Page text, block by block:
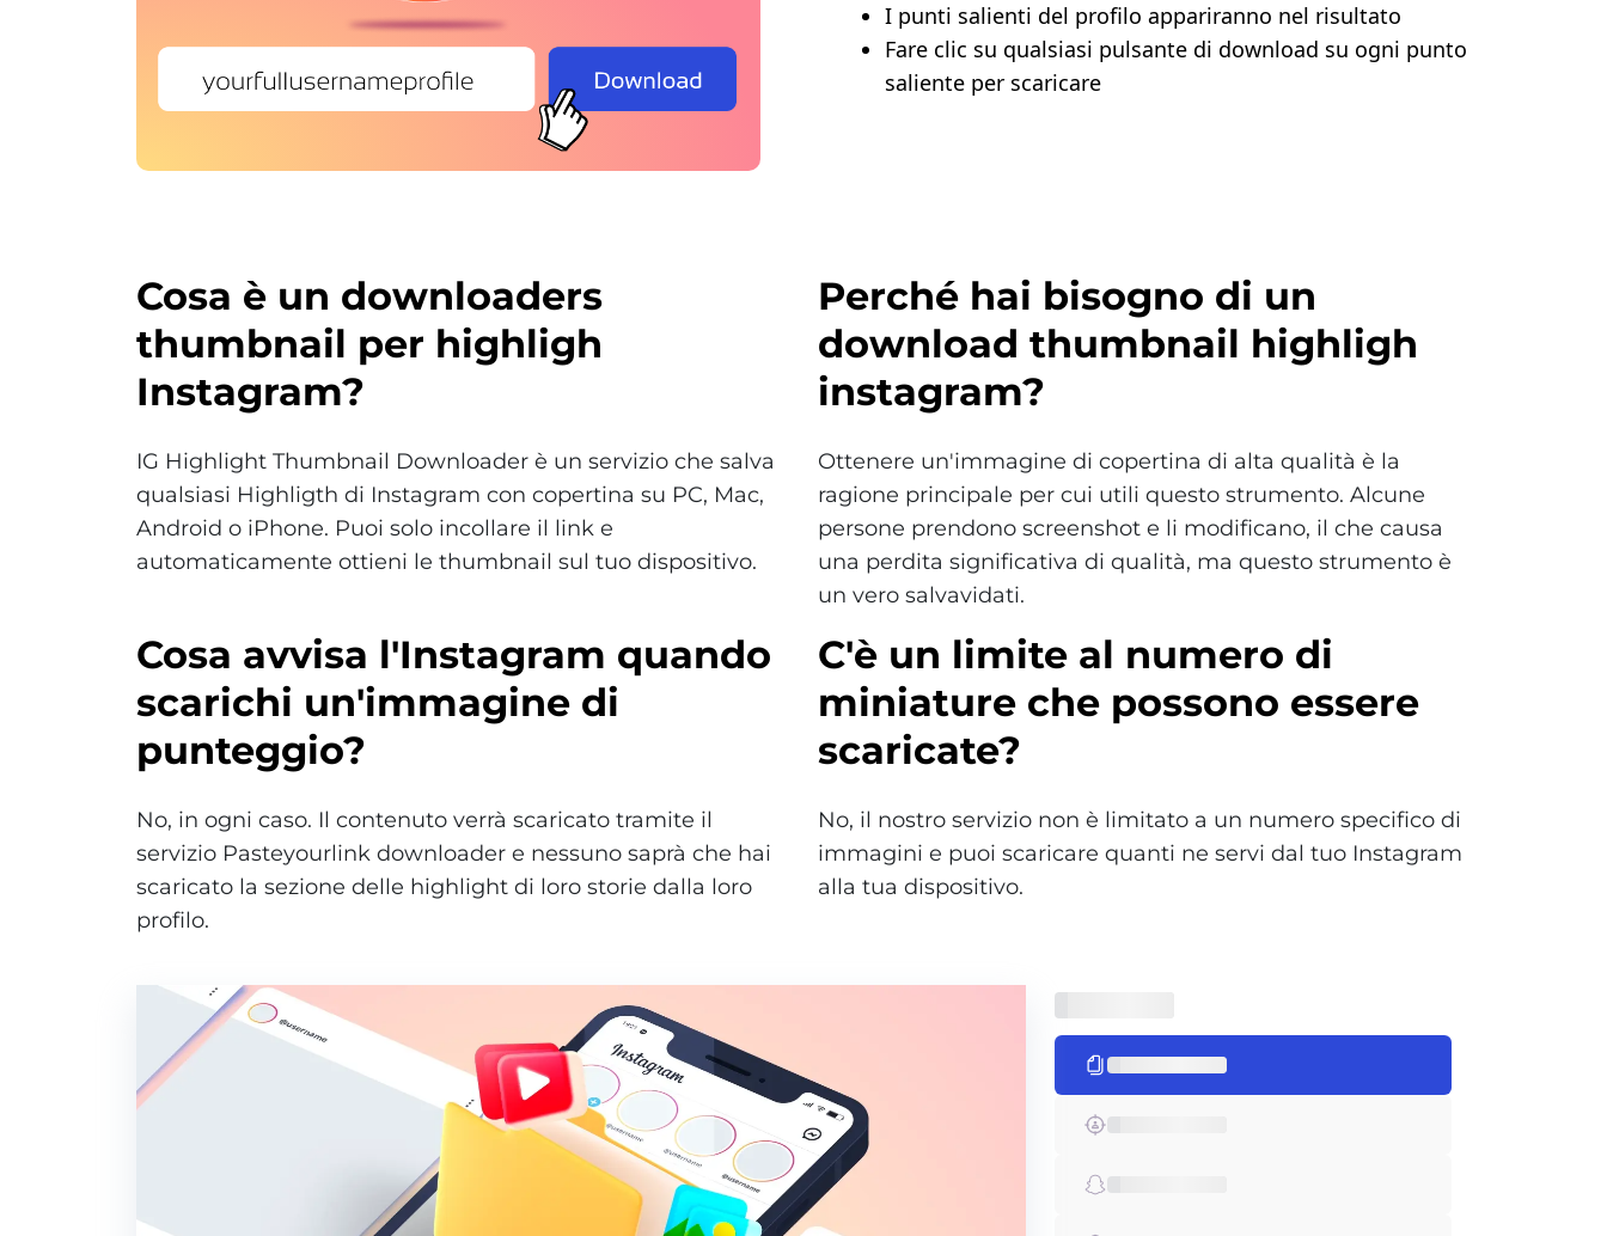
I punti salienti del profilo appariranno nel risultato
Fare clic su qualsiasi pulsante di download su ogni punto
saliente per scaricare
Cosa è un downloaders
thumbnail per highligh
Instagram?
IG Highlight Thumbnail Downloader è un servizio che salva
qualsiasi Highligth di Instagram con copertina su PC, Mac,
Android o iPhone. Puoi solo incollare il link e
automaticamente ottieni le thumbnail sul tuo dispositivo.
Perché hai bisogno di un
download thumbnail highligh
instagram?
Ottenere un'immagine di copertina di alta qualità è la
ragione principale per cui utili questo strumento. Alcune
persone prendono screenshot e li modificano, il che causa
una perdita significativa di qualità, ma questo strumento è
un vero salvavidati.
Cosa avvisa l'Instagram quando
scarichi un'immagine di
punteggio?
No, in ogni caso. Il contenuto verrà scaricato tramite il
servizio Pasteyourlink downloader e nessuno saprà che hai
scaricato la sezione delle highlight di loro storie dalla loro
profilo.
C'è un limite al numero di
miniature che possono essere
scaricate?
No, il nostro servizio non è limitato a un numero specifico di
immagini e puoi scaricare quanti ne servi dal tuo Instagram
alla tua dispositivo.